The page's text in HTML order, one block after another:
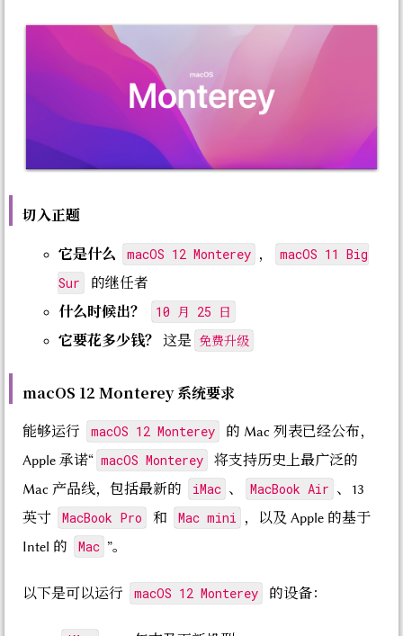
切入正题
它是什么 macOS 12 Monterey ，
macOS 11 Big
Sur
的继任者
什么时候出？
10 月 25 日
它要花多少钱？ 这是 免费升级
macOS 12 Monterey 系统要求
能够运行 macOS 12 Monterey
的 Mac 列表已经公布，
Apple 承诺“ macOS Monterey
将支持历史上最广泛的
Mac 产品线，包括最新的
iMac 、 MacBook Air 、13
英寸
MacBook Pro 和 Mac mini
，以及 Apple 的基于
Intel 的
Mac ”。
以下是可以运行 macOS 12 Monterey 的设备：